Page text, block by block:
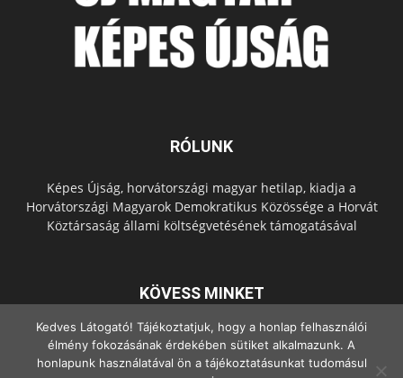
RÓLUNK
Képes Újság, horvátországi magyar hetilap, kiadja a
Horvátországi Magyarok Demokratikus Közössége a Horvát
Köztársaság állami költségvetésének támogatásával
KÖVESS MINKET
Kedves Látogató! Tájékoztatjuk, hogy a honlap felhasználói
élmény fokozásának érdekében sütiket alkalmazunk. A
honlapunk használatával ön a tájékoztatásunkat tudomásul